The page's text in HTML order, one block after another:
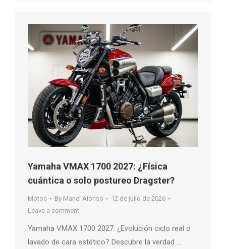
Yamaha VMAX 1700 2027: ¿Física
cuántica o solo postureo Dragster?
Motos By Manel Alonso
12 de julio de 2026
Leave a comment
Yamaha VMAX 1700 2027. ¿Evolución ciclo real o
lavado de cara estético? Descubre la verdad …